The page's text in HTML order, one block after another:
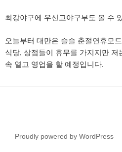
최강야구에 우신고야구부도 볼 수
오늘부터 대만은 슬슬 춘절연휴모
식당, 상점들이 휴무를 가지지만 저
속 열고 영업을 할 예정입니다.
Proudly powered by WordPress